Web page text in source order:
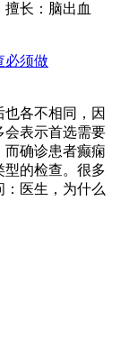
长：脑出血
必须做
各不相同，因
会表示首选需要
而确诊患者癫痫
型的检查。很多
医生，为什么